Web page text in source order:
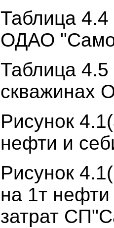
Таблица
ОДАО
Таблица
скважинах
Рисунок
нефти и
Рисунок
на 1т
затрат